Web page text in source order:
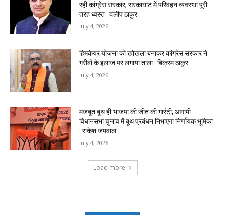
रही कांग्रेस सरकार, सरकाघाट में परिवहन व्यवस्था पूरी
तरह ध्वस्त : दलीप ठाकुर
July 4, 2026
हिमकेयर योजना को खोखला बनाकर कांग्रेस सरकार ने
गरीबों के इलाज पर लगाया ताला : बिक्रम ठाकुर
July 4, 2026
मजबूत बूथ ही भाजपा की जीत की गारंटी, आगामी
विधानसभा चुनाव में बूथ प्रबंधन निभाएगा निर्णायक भूमिका
: राकेश जमवाल
July 4, 2026
Load more